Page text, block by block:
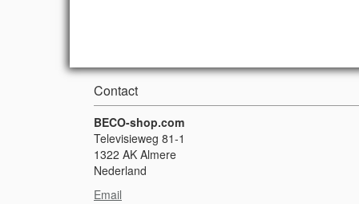
Contact
BECO-shop.com
Televisieweg 81-1
1322 AK Almere
Nederland
Email